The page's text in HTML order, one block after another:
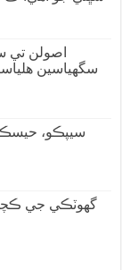
سگهياسين
سيپڪو،
گهوٽڪي جي